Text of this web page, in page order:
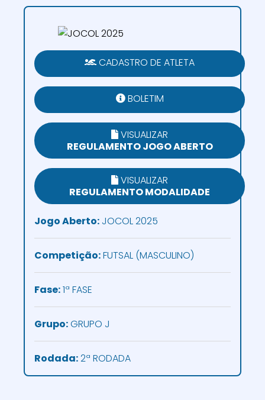
CADASTRO DE ATLETA
BOLETIM
VISUALIZAR
REGULAMENTO JOGO ABERTO
VISUALIZAR
REGULAMENTO MODALIDADE
Jogo Aberto: JOCOL 2025
Competição:FUTSAL (MASCULINO)
Fase:1ª FASE
Grupo:GRUPO J
Rodada:2ª RODADA